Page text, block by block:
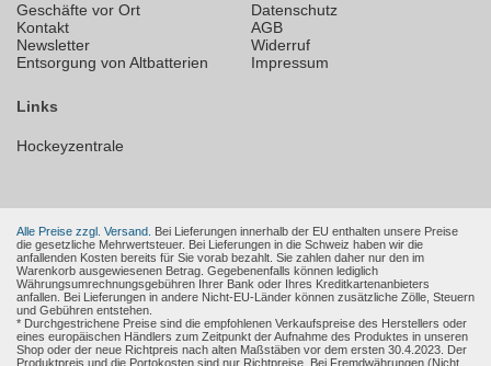
Geschäfte vor Ort
Kontakt
Newsletter
Entsorgung von Altbatterien
Datenschutz
AGB
Widerruf
Impressum
Links
Hockeyzentrale
Alle Preise zzgl. Versand. Bei Lieferungen innerhalb der EU enthalten unsere Preise
die gesetzliche Mehrwertsteuer. Bei Lieferungen in die Schweiz haben wir die
anfallenden Kosten bereits für Sie vorab bezahlt. Sie zahlen daher nur den im
Warenkorb ausgewiesenen Betrag. Gegebenenfalls können lediglich
Währungsumrechnungsgebühren Ihrer Bank oder Ihres Kreditkartenanbieters
anfallen. Bei Lieferungen in andere Nicht-EU-Länder können zusätzliche Zölle, Steuern
und Gebühren entstehen.
* Durchgestrichene Preise sind die empfohlenen Verkaufspreise des Herstellers oder
eines europäischen Händlers zum Zeitpunkt der Aufnahme des Produktes in unseren
Shop oder der neue Richtpreis nach alten Maßstäben vor dem ersten 30.4.2023. Der
Produktpreis und die Portokosten sind nur Richtpreise. Bei Fremdwährungen (Nicht